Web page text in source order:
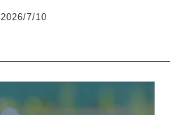
2026/7/10